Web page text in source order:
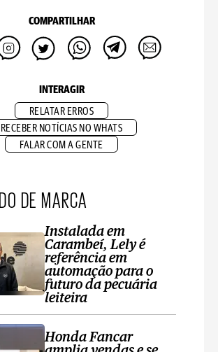
COMPARTILHAR
INTERAGIR
RELATAR ERROS
RECEBER NOTÍCIAS NO WHATS
FALAR COM A GENTE
DE MARCA
Instalada em
Carambeí, Lely é
referência em
automação para o
futuro da pecuária
leiteira
Honda Fancar